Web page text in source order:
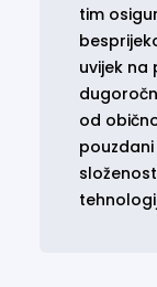
tim
uvijek na
od
pouzdani